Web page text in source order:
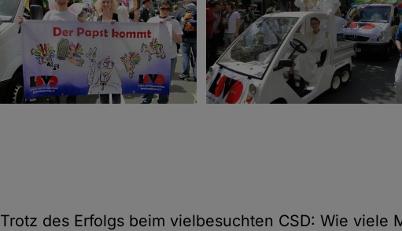
Trotz des Erfolgs beim vielbesuchten CSD: Wie viele